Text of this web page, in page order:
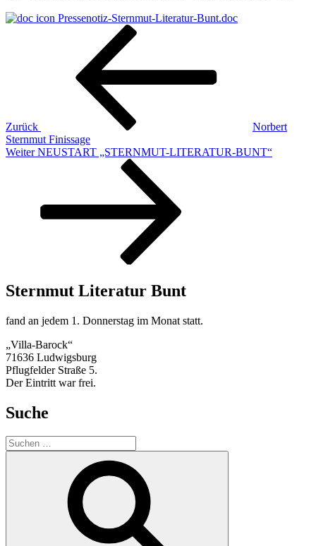
Pressenotiz-Sternmut-Literatur-Bunt.doc
Beitragsnavigation
Zurück
Norbert
Sternmut Finissage
Nächster
Weiter NEUSTART „STERNMUT-LITERATUR-BUNT“
Sternmut Literatur Bunt
fand an jedem 1. Donnerstag im Monat statt.
„Villa-Barock“
71636 Ludwigsburg
Pflugfelder Straße 5.
Der Eintritt war frei.
Suche
Suchen
nach: